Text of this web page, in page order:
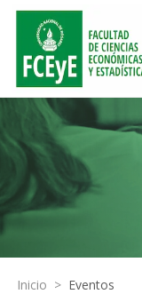
Inicio > Eventos